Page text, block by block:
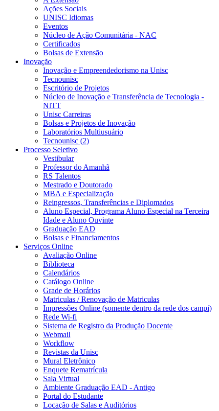
Ações Sociais
UNISC Idiomas
Eventos
Núcleo de Ação Comunitária - NAC
Certificados
Bolsas de Extensão
Inovação
Inovação e Empreendedorismo na Unisc
Tecnounisc
Escritório de Projetos
Núcleo de Inovação e Transferência de Tecnologia -
NITT
Unisc Carreiras
Bolsas e Projetos de Inovação
Laboratórios Multiusuário
Tecnounisc (2)
Processo Seletivo
Vestibular
Professor do Amanhã
RS Talentos
Mestrado e Doutorado
MBA e Especialização
Reingressos, Transferências e Diplomados
Aluno Especial, Programa Aluno Especial na Terceira
Idade e Aluno Ouvinte
Graduação EAD
Bolsas e Financiamentos
Serviços Online
Avaliação Online
Biblioteca
Calendários
Catálogo Online
Grade de Horários
Matriculas / Renovação de Matriculas
Impressões Online (somente dentro da rede dos campi)
Rede Wi-fi
Sistema de Registro da Produção Docente
Webmail
Workflow
Revistas da Unisc
Mural Eletrônico
Enquete Rematrícula
Sala Virtual
Ambiente Graduação EAD - Antigo
Portal do Estudante
Locação de Salas e Auditórios